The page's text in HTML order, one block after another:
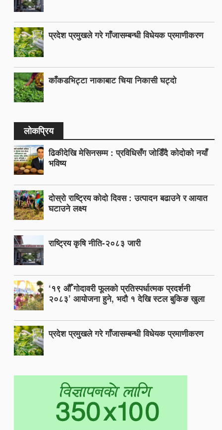
प्रदेश प्रमुखले गरे गाँजासम्बन्धी विधेयक प्रमाणीकरण
काँकडभिट्टा नाकाबाट चिया निकासी घट्दो
लोकप्रिय
ढिकीदेखि मेसिनसम्म : प्रविधिसँग जोडिँदै कोदोको नयाँ
भविष्य
दोस्रो राष्ट्रिय कोदो दिवस : उत्पादन बढाउने र आयात
घटाउने लक्ष्य
राष्ट्रिय कृषि नीति-२०८३ जारी
‘१९ औँ गोदावरी फूलको प्रतिस्पर्धात्मक प्रदर्शनी
२०८३’ आयोजना हुने, भदौ १ देखि स्टल बुकिङ खुला
प्रदेश प्रमुखले गरे गाँजासम्बन्धी विधेयक प्रमाणीकरण